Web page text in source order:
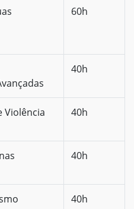
60h
40h
Violência
40h
40h
40h